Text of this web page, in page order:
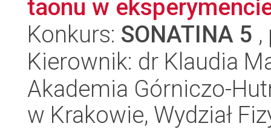
taonu w
Konkurs: SONATINA 5
Kierownik: dr Klaudia
Akademia Górniczo-
w Krakowie, Wydział